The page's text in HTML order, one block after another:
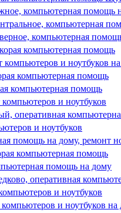
компьютерная помощь
компьютерная
компьютерная
компьютерная помощь
и ноутбуков
компьютерная помощь
компьютерная помощь
и ноутбуков
оперативная
и ноутбуков
помощь на дому, ремонт
компьютерная помощь
помощь на дому
оперативная
и ноутбуков
и ноутбуков на